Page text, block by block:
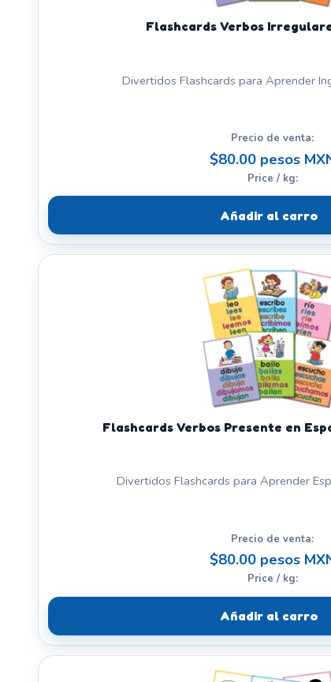
Flashcards Verbos
Divertidos Flashcards para Aprender
Precio de venta:
$80.00 pesos
Price / kg:
Añadir al carro
Flashcards Verbos Presente en
Divertidos Flashcards para Aprender
Precio de venta:
$80.00 pesos
Price / kg:
Añadir al carro